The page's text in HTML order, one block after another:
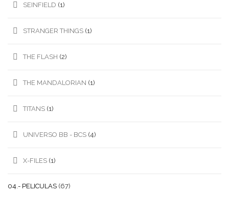
SEINFIELD (1)
STRANGER THINGS (1)
THE FLASH (2)
THE MANDALORIAN (1)
TITANS (1)
UNIVERSO BB - BCS (4)
X-FILES (1)
04.- PELICULAS (67)